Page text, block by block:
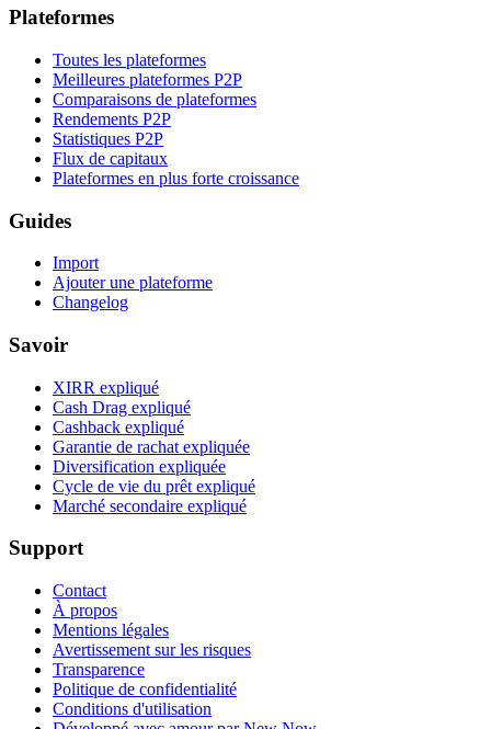
Plateformes
Toutes les plateformes
Meilleures plateformes P2P
Comparaisons de plateformes
Rendements P2P
Statistiques P2P
Flux de capitaux
Plateformes en plus forte croissance
Guides
Import
Ajouter une plateforme
Changelog
Savoir
XIRR expliqué
Cash Drag expliqué
Cashback expliqué
Garantie de rachat expliquée
Diversification expliquée
Cycle de vie du prêt expliqué
Marché secondaire expliqué
Support
Contact
À propos
Mentions légales
Avertissement sur les risques
Transparence
Politique de confidentialité
Conditions d'utilisation